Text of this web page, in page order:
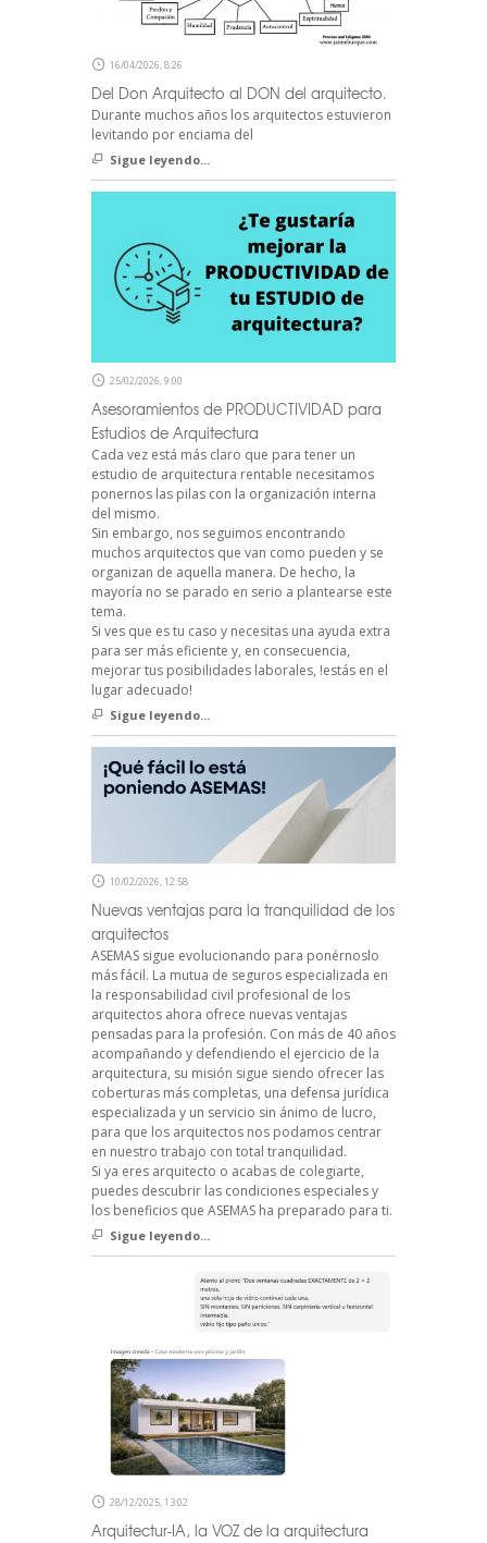
16/04/2026, 8:26
Del Don Arquitecto al DON del arquitecto.
Durante muchos años los arquitectos estuvieron
levitando por enciama del
Sigue leyendo...
25/02/2026, 9:00
Asesoramientos de PRODUCTIVIDAD para
Estudios de Arquitectura
Cada vez está más claro que para tener un
estudio de arquitectura rentable necesitamos
ponernos las pilas con la organización interna
del mismo.
Sin embargo, nos seguimos encontrando
muchos arquitectos que van como pueden y se
organizan de aquella manera. De hecho, la
mayoría no se parado en serio a plantearse este
tema.
Si ves que es tu caso y necesitas una ayuda extra
para ser más eficiente y, en consecuencia,
mejorar tus posibilidades laborales, !estás en el
lugar adecuado!
Sigue leyendo...
10/02/2026, 12:58
Nuevas ventajas para la tranquilidad de los
arquitectos
ASEMAS sigue evolucionando para ponérnoslo
más fácil. La mutua de seguros especializada en
la responsabilidad civil profesional de los
arquitectos ahora ofrece nuevas ventajas
pensadas para la profesión. Con más de 40 años
acompañando y defendiendo el ejercicio de la
arquitectura, su misión sigue siendo ofrecer las
coberturas más completas, una defensa jurídica
especializada y un servicio sin ánimo de lucro,
para que los arquitectos nos podamos centrar
en nuestro trabajo con total tranquilidad.
Si ya eres arquitecto o acabas de colegiarte,
puedes descubrir las condiciones especiales y
los beneficios que ASEMAS ha preparado para ti.
Sigue leyendo...
28/12/2025, 13:02
Arquitectur-IA, la VOZ de la arquitectura